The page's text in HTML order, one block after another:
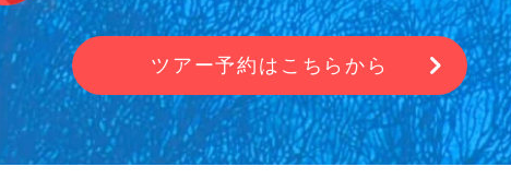
ツアー予約はこちらから